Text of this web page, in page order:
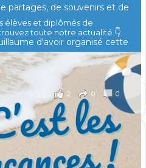
partages, de souvenirs et de
d'avoir organisé cette
2 0 0
la taxe d’apprentissage 2026
à former les générations
🙏
élèves et diplômés de
toute notre actualité 👇